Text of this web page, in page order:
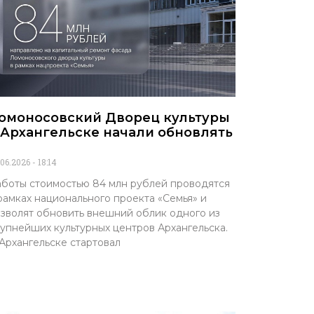
Дворец культуры
начали обновлять
18:14
стоимостью 84 млн рублей проводятся
национального проекта «Семья» и
обновить внешний облик одного из
культурных центров Архангельска.
стартовал